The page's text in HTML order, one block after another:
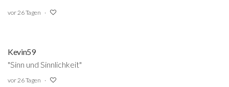
vor 26 Tagen
Kevin59
"Sinn und Sinnlichkeit"
vor 26 Tagen